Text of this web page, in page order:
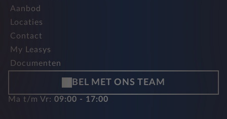
Aanbod
Locaties
Contact
My Leasys
Documenten
BEL MET ONS TEAM
Ma t/m Vr: 09:00 - 17:00